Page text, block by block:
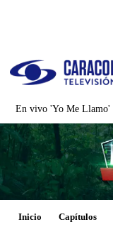
En vivo 'Yo Me Llamo'
Inicio Capítulos